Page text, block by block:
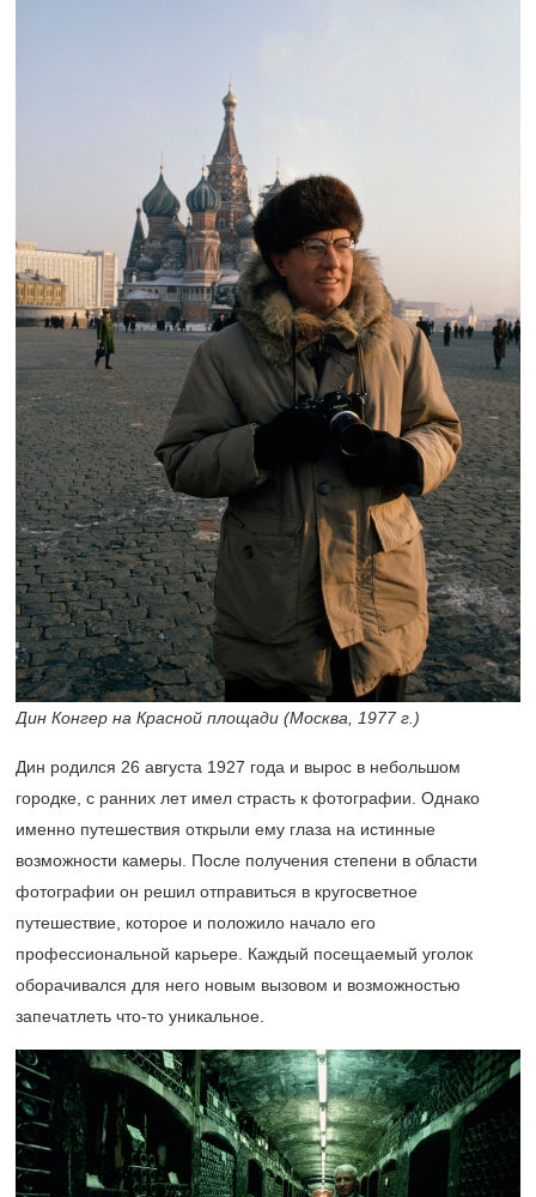
Дин Конгер на Красной площади (Москва, 1977 г.)
Дин родился 26 августа 1927 года и вырос в небольшом
городке, с ранних лет имел страсть к фотографии. Однако
именно путешествия открыли ему глаза на истинные
возможности камеры. После получения степени в области
фотографии он решил отправиться в кругосветное
путешествие, которое и положило начало его
профессиональной карьере. Каждый посещаемый уголок
оборачивался для него новым вызовом и возможностью
запечатлеть что-то уникальное.